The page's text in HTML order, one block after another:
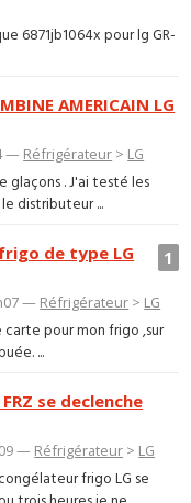
6871jb1064x pour lg GR-
AMERICAIN LG
— Réfrigérateur > LG
glaçons . J'ai testé les
distributeur ...
1
de type LG
— Réfrigérateur > LG
carte pour mon frigo ,sur
...
se declenche
— Réfrigérateur > LG
frigo LG se